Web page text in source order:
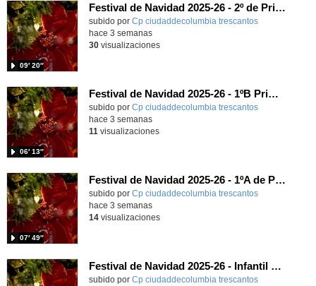
Festival de Navidad 2025-26 - 2º de Primaria
subido por Cp ciudaddecolumbia trescantos
09′ 20″
-
hace 3 semanas
30visualizaciones
Festival de Navidad 2025-26 - 1ºB Primaria
subido por Cp ciudaddecolumbia trescantos
06′ 13″
-
hace 3 semanas
11 visualizaciones
Festival de Navidad 2025-26 - 1ºA de Primaria
subido por Cp ciudaddecolumbia trescantos
07′ 49″
-
hace 3 semanas
14visualizaciones
Festival de Navidad 2025-26 - Infantil 5 años
subido por Cp ciudaddecolumbia trescantos-